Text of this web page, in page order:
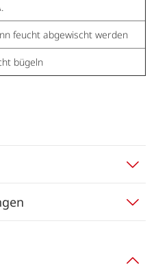
feucht abgewischt werden
bügeln